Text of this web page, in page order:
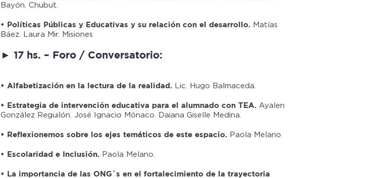
Bayón. Chubut.
• Políticas Públicas y Educativas y su relación con el desarrollo. Matías
Báez. Laura Mir. Misiones
► 17 hs. – Foro / Conversatorio:
• Alfabetización en la lectura de la realidad. Lic. Hugo Balmaceda.
• Estrategia de intervención educativa para el alumnado con TEA. Ayalen
González Reguilón. José Ignacio Mónaco. Daiana Giselle Medina.
• Reflexionemos sobre los ejes temáticos de este espacio. Paola Melano
• Escolaridad e Inclusión. Paola Melano.
• La importancia de las ONG`s en el fortalecimiento de la trayectoria